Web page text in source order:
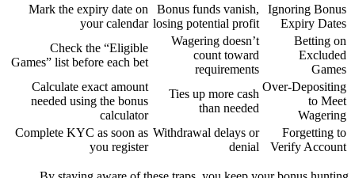
Ignoring Bonus
Expiry Dates
Bonus funds vanish,
losing potential profit
Mark the expiry date on
your calendar
Betting on
Excluded
Games
Wagering doesn’t
count toward
requirements
Check the “Eligible
Games” list before each bet
Over‑Depositing
to Meet
Wagering
Ties up more cash
than needed
Calculate exact amount
needed using the bonus
calculator
Forgetting to
Verify Account
Withdrawal delays or
denial
Complete KYC as soon as
you register